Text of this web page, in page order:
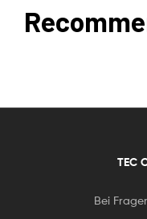
TEC
Bei